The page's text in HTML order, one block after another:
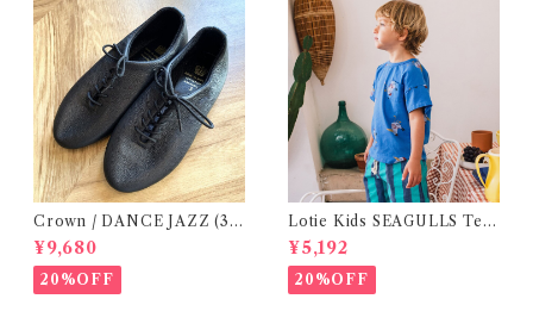
Crown / DANCE JAZZ (3:2
2cm / 6:24-24,5 ) Black
¥9,680
20%OFF
Lotie Kids SEAGULLS Tee
(12m- 8Y)
¥5,192
20%OFF